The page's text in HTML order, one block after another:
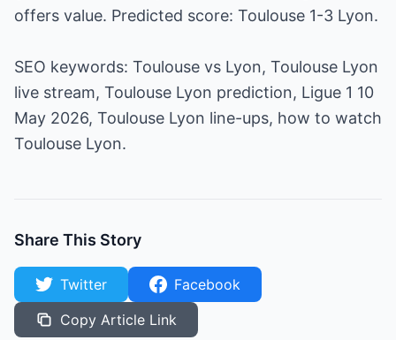
offers value. Predicted score: Toulouse 1-3 Lyon.
SEO keywords: Toulouse vs Lyon, Toulouse Lyon
live stream, Toulouse Lyon prediction, Ligue 1 10
May 2026, Toulouse Lyon line-ups, how to watch
Toulouse Lyon.
Share This Story
Twitter
Facebook
Copy Article Link